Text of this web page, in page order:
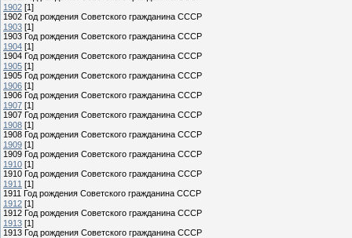
1902 [1]
1902 Год рождения Советского гражданина СССР
1903 [1]
1903 Год рождения Советского гражданина СССР
1904 [1]
1904 Год рождения Советского гражданина СССР
1905 [1]
1905 Год рождения Советского гражданина СССР
1906 [1]
1906 Год рождения Советского гражданина СССР
1907 [1]
1907 Год рождения Советского гражданина СССР
1908 [1]
1908 Год рождения Советского гражданина СССР
1909 [1]
1909 Год рождения Советского гражданина СССР
1910 [1]
1910 Год рождения Советского гражданина СССР
1911 [1]
1911 Год рождения Советского гражданина СССР
1912 [1]
1912 Год рождения Советского гражданина СССР
1913 [1]
1913 Год рождения Советского гражданина СССР